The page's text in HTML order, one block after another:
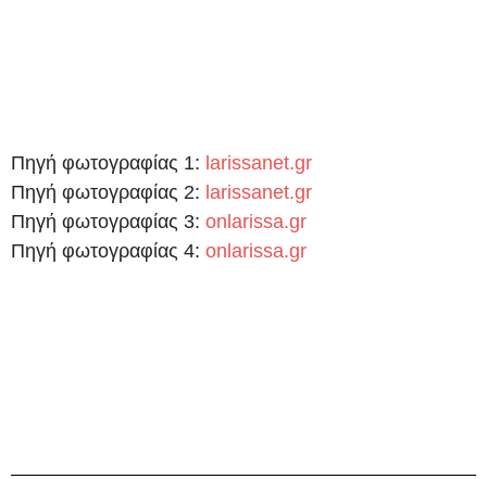
Πηγή φωτογραφίας 1: larissanet.gr
Πηγή φωτογραφίας 2: larissanet.gr
Πηγή φωτογραφίας 3: onlarissa.gr
Πηγή φωτογραφίας 4: onlarissa.gr